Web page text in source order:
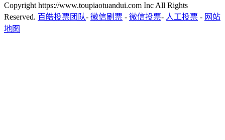
Copyright https://www.toupiaotuandui.com Inc All Rights
Reserved. 百皓投票团队- 微信刷票 - 微信投票- 人工投票 - 网站
地图